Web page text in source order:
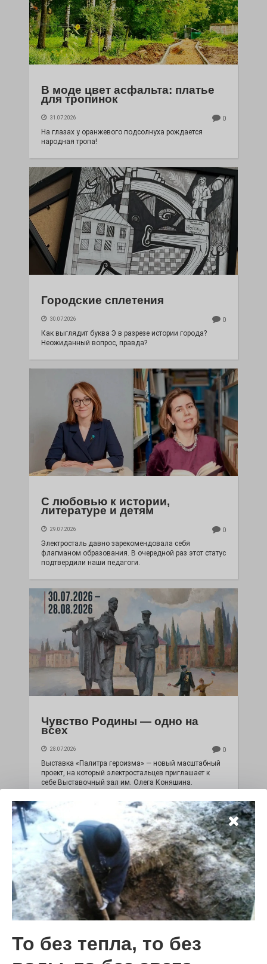
В моде цвет асфальта: платье
для тропинок
31.07.2026 0
На глазах у оранжевого подсолнуха рождается
народная тропа!
Городские сплетения
30.07.2026 0
Как выглядит буква Э в разрезе истории города?
Неожиданный вопрос, правда?
С любовью к истории,
литературе и детям
29.07.2026 0
Электросталь давно зарекомендовала себя
флагманом образования. В очередной раз этот статус
подтвердили наши педагоги.
Чувство Родины — одно на
всех
28.07.2026 0
Выставка «Палитра героизма» — новый масштабный
проект, на который электростальцев приглашает к
себе Выставочный зал им. Олега Коняшина.
«Районы-кварталы»
путешествуют по городу
То без тепла, то без